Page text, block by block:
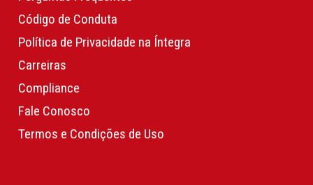
Código de Conduta
Política de Privacidade na Íntegra
Carreiras
Compliance
Fale Conosco
Termos e Condições de Uso